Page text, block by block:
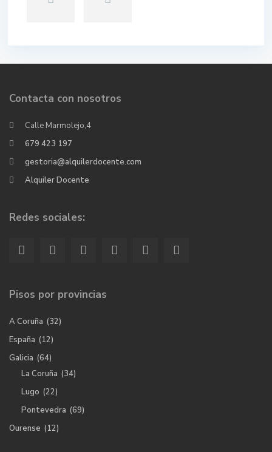
Contacta con nosotros
Calle Marmolejo,4
679 423 197
gestoria@alquilerdocente.com
Alquiler Docente
Redes sociales:
Pisos por provincias
A Coruña (32)
España (12)
Galicia (64)
La Coruña (34)
Lugo (22)
Pontevedra (69)
Ourense (12)